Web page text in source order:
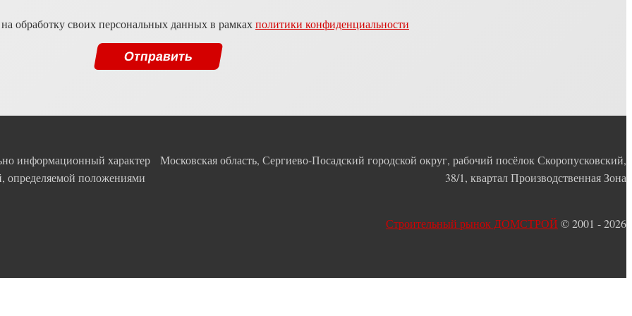
обработку своих персональных данных в рамкахполитики конфиденциальности
информационный характер
определяемой положениями
Московская область, Сергиево-Посадский городской округ, рабочий посёлок Скоропусковский,
38/1, квартал Производственная Зона
Строительный рынок ДОМСТРОЙ © 2001 - 2026